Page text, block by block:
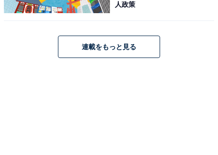
人政策
連載をもっと見る